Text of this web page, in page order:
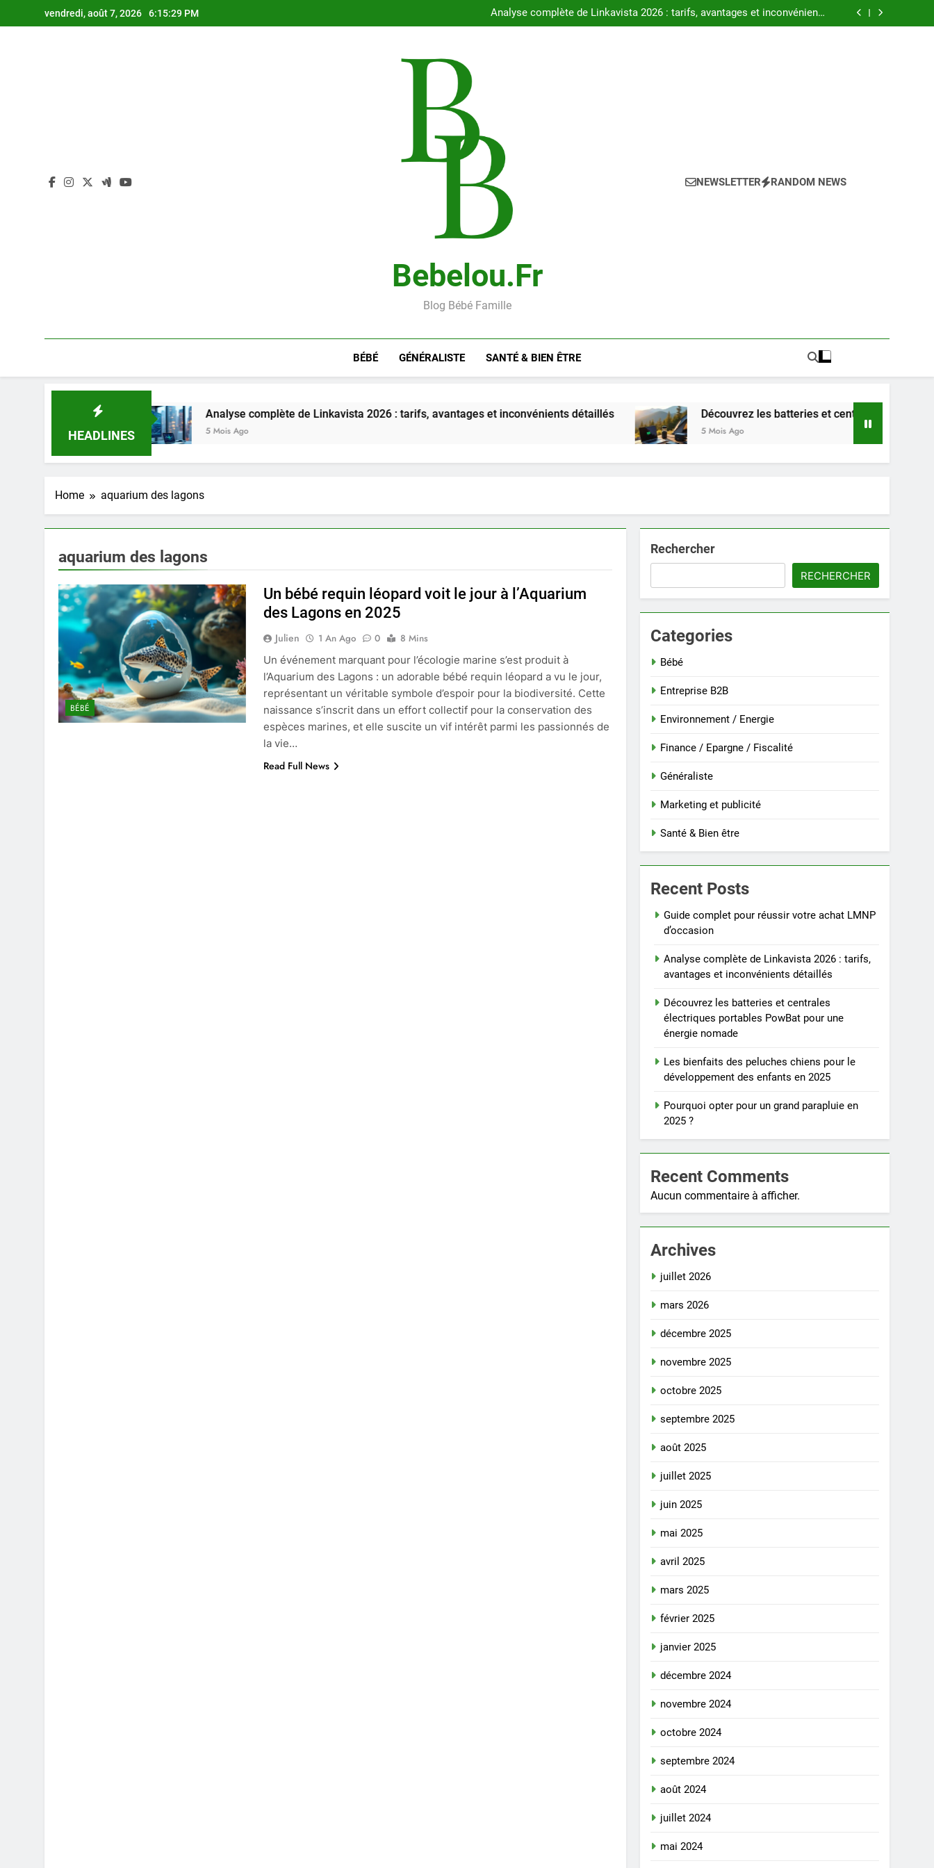
to
vendredi, août 7, 2026 6:15:30 PM
Analyse complète de Linkavista 2026 : tarifs, avantages et inconvénients
détaillés
Découvrez les batteries et centrales électriques portables PowBat pour une
Bebelou.fr
Blog Bébé Famille
NEWSLETTER RANDOM NEWS
BÉBÉ GÉNÉRALISTE SANTÉ & BIEN ÊTRE
HEADLINES
Analyse complète de Linkavista 2026 : tarifs, avantages et inconvénients détaillés
5 Mois Ago
Découvrez les batteries et centrales électriques
5 Mois Ago
Home aquarium des lagons
aquarium des lagons
BÉBÉ
Un bébé requin léopard voit le jour à l’Aquarium
des Lagons en 2025
Julien 1 An Ago 0
8 Mins
Un événement marquant pour l’écologie marine s’est produit à
l’Aquarium des Lagons : un adorable bébé requin léopard a vu le jour,
représentant un véritable symbole d’espoir pour la biodiversité. Cette
naissance s’inscrit dans un effort collectif pour la conservation des
espèces marines, et elle suscite un vif intérêt parmi les passionnés de
la vie…
Read Full News
Rechercher
RECHERCHER
Categories
Bébé
Entreprise B2B
Environnement / Energie
Finance / Epargne / Fiscalité
Généraliste
Marketing et publicité
Santé & Bien être
Recent Posts
Guide complet pour réussir votre achat LMNP
d’occasion
Analyse complète de Linkavista 2026 : tarifs,
avantages et inconvénients détaillés
Découvrez les batteries et centrales
électriques portables PowBat pour une
énergie nomade
Les bienfaits des peluches chiens pour le
développement des enfants en 2025
Pourquoi opter pour un grand parapluie en
2025 ?
Recent Comments
Aucun commentaire à afficher.
Archives
juillet 2026
mars 2026
décembre 2025
novembre 2025
octobre 2025
septembre 2025
août 2025
juillet 2025
juin 2025
mai 2025
avril 2025
mars 2025
février 2025
janvier 2025
décembre 2024
novembre 2024
octobre 2024
septembre 2024
août 2024
juillet 2024
mai 2024